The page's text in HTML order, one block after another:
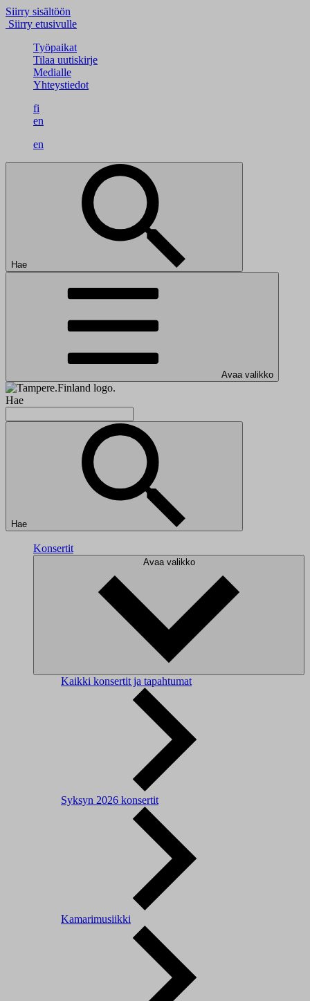
Siirry sisältöön
Siirry etusivulle
Työpaikat
Tilaa uutiskirje
Medialle
Yhteystiedot
fi
en
en
Hae
Avaa valikko
Hae
Hae
Konsertit
Avaa valikko
Kaikki konsertit ja tapahtumat
Syksyn 2026 konsertit
Kamarimusiikki